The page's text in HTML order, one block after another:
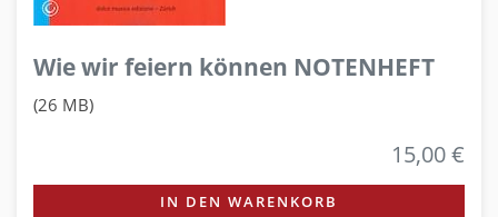
Wie wir feiern können NOTENHEFT
(26 MB)
15,00 €
IN DEN WARENKORB